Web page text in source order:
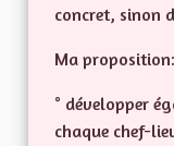
concret, sinon
Ma proposition:
° développer
chaque chef-